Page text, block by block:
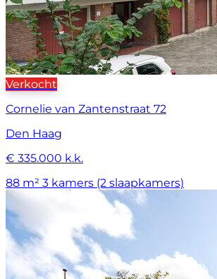
Verkocht
Cornelie van Zantenstraat 72
Den Haag
€ 335.000 k.k.
88 m² 3 kamers (2 slaapkamers)